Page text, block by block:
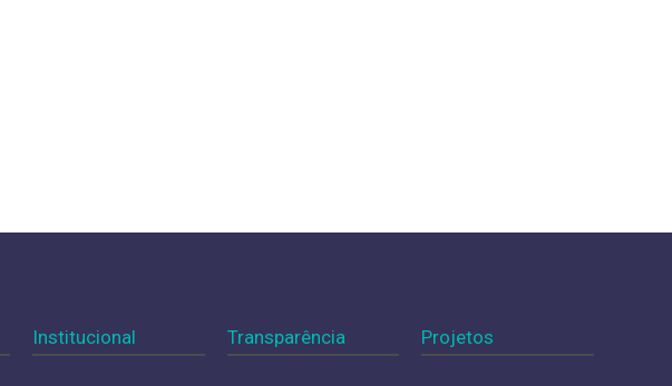
Institucional Projetos
Transparência